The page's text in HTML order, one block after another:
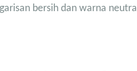
bersih dan warna